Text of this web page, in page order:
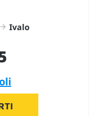
Ivalo